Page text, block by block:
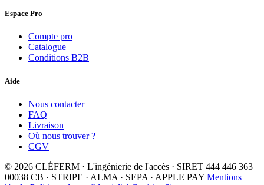
Espace Pro
Compte pro
Catalogue
Conditions B2B
Aide
Nous contacter
FAQ
Livraison
Où nous trouver ?
CGV
© 2026 CLÉFERM · L'ingénierie de l'accès · SIRET 444 446 363
00038 CB · STRIPE · ALMA · SEPA · APPLE PAY Mentions